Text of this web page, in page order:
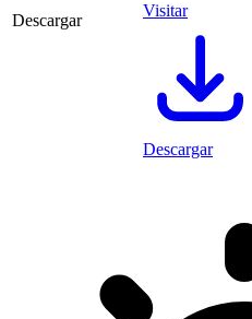
Descargar
Visitar
Descargar